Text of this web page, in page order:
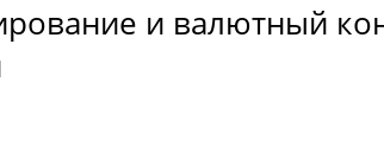
и валютный